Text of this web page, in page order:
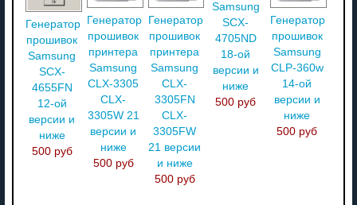
Генератор
прошивок
Samsung
SCX-
4655FN
12-ой
версии и
ниже
500 руб
Генератор
прошивок
принтера
Samsung
CLX-3305
CLX-
3305W 21
версии и
ниже
500 руб
Генератор
прошивок
принтера
Samsung
CLX-
3305FN
CLX-
3305FW
21 версии
и ниже
500 руб
Samsung
SCX-
4705ND
18-ой
версии и
ниже
500 руб
Генератор
прошивок
Samsung
CLP-360w
14-ой
версии и
ниже
500 руб